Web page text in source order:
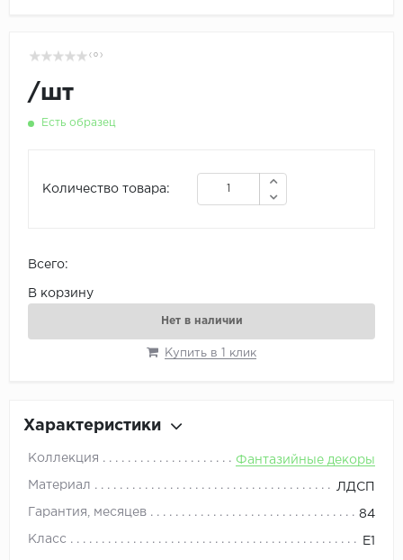
( 0 )
/шт
Есть образец
Количество товара:
Всего:
В корзину
Нет в наличии
Купить в 1 клик
Характеристики
Коллекция Фантазийные декоры
Материал ЛДСП
Гарантия, месяцев 84
Класс E1